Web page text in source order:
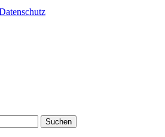
Suchen